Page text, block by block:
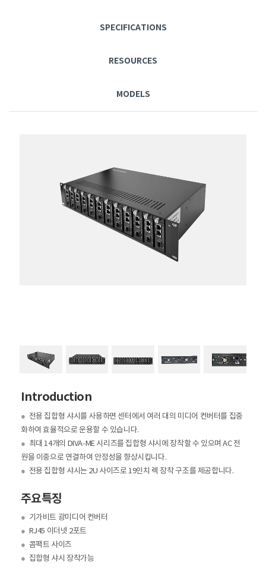
SPECIFICATIONS
RESOURCES
MODELS
Introduction
● 전용 집합형 샤시를 사용하면 센터에서 여러 대의 미디어 컨버터를 집중
화하여 효율적으로 운용할 수 있습니다.
● 최대 14개의 DIVA-ME 시리즈를 집합형 샤시에 장착할 수 있으며 AC 전
원을 이중으로 연결하여 안정성을 향상시킵니다.
● 전용 집합형 샤시는 2U 사이즈로 19인치 렉 장착 구조를 제공합니다.
주요특징
● 기가비트 광미디어 컨버터
● RJ45 이더넷 2포트
● 콤팩트 사이즈
● 집합형 샤시 장착가능